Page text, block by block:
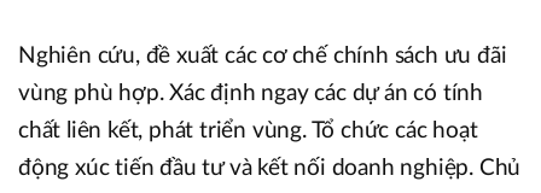
Nghiên cứu, đề xuất các cơ chế chính sách ưu đãi
vùng phù hợp. Xác định ngay các dự án có tính
chất liên kết, phát triển vùng. Tổ chức các hoạt
động xúc tiến đầu tư và kết nối doanh nghiệp. Chủ